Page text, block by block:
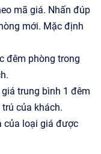
mã giá. Nhấn đúp
mới. Mặc định
đêm phòng trong
trung bình 1 đêm
của khách.
của loại giá được